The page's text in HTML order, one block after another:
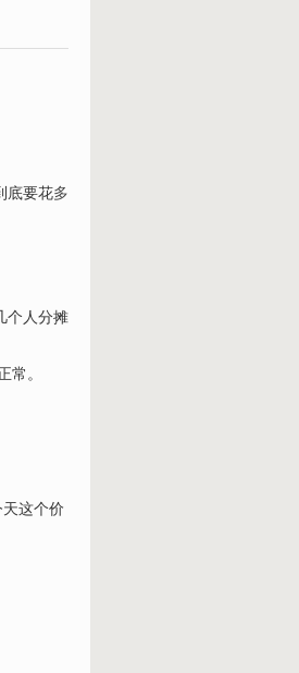
底要花多
个人分摊
常。
这个价